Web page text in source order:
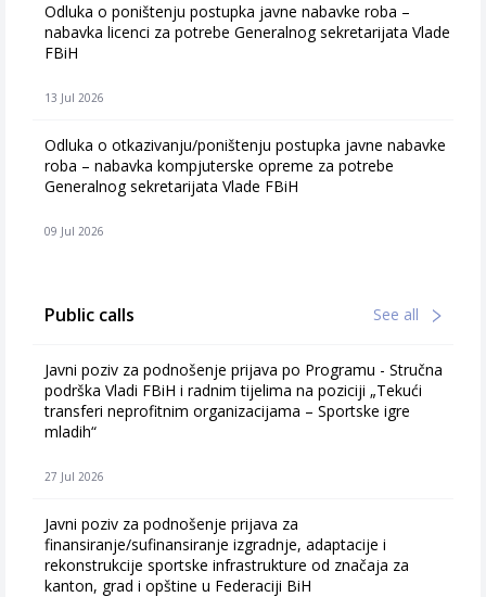
Odluka o poništenju postupka javne nabavke roba –
nabavka licenci za potrebe Generalnog sekretarijata Vlade
FBiH
13 Jul 2026
Odluka o otkazivanju/poništenju postupka javne nabavke
roba – nabavka kompjuterske opreme za potrebe
Generalnog sekretarijata Vlade FBiH
09 Jul 2026
Public calls See all
Javni poziv za podnošenje prijava po Programu - Stručna
podrška Vladi FBiH i radnim tijelima na poziciji „Tekući
transferi neprofitnim organizacijama – Sportske igre
mladih“
27 Jul 2026
Javni poziv za podnošenje prijava za
finansiranje/sufinansiranje izgradnje, adaptacije i
rekonstrukcije sportske infrastrukture od značaja za
kanton, grad i opštine u Federaciji BiH